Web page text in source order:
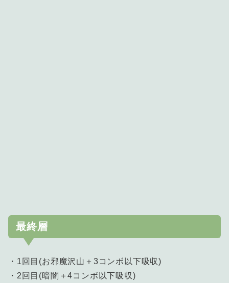
最終層
・1回目(お邪魔沢山＋3コンボ以下吸収)
・2回目(暗闇＋4コンボ以下吸収)